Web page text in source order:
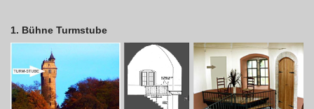
1. Bühne Turmstube